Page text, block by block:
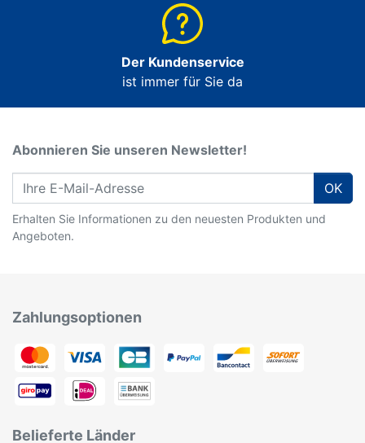
Der Kundenservice
ist immer für Sie da
Abonnieren Sie unseren Newsletter!
OK
Erhalten Sie Informationen zu den neuesten Produkten und
Angeboten.
Zahlungsoptionen
Belieferte Länder